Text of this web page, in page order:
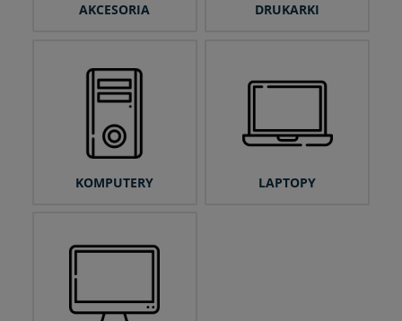
AKCESORIA DRUKARKI
KOMPUTERY LAPTOPY